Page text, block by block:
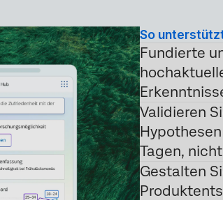
So
Fundierte
Validieren
Tagen,
Gestalten